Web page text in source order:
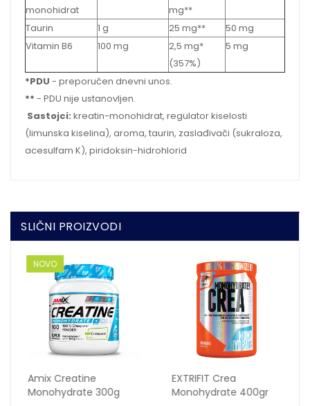
monohidrat
mg**
Taurin 1 g 25 mg**
50 mg
Vitamin B6
100 mg
2,5 mg*
(357%)
5 mg
*PDU - preporučen dnevni unos.
** - PDU nije ustanovljen.
Sastojci: kreatin-monohidrat, regulator kiselosti
(limunska kiselina), aroma, taurin, zaslađivači (sukraloza,
acesulfam K), piridoksin-hidrohlorid
SLIČNI PROIZVODI
Amix Creatine
Monohydrate 300g
NOVO
EXTRIFIT Crea
Monohydrate 400gr